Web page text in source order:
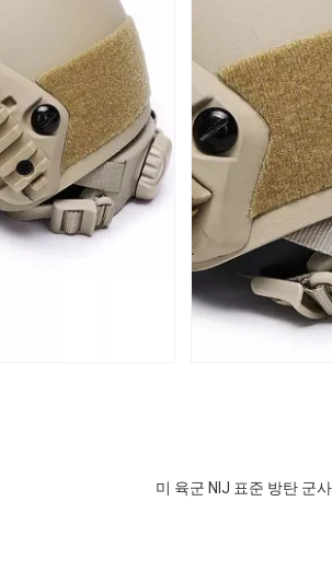
미 육군 NIJ 표준 방탄 군